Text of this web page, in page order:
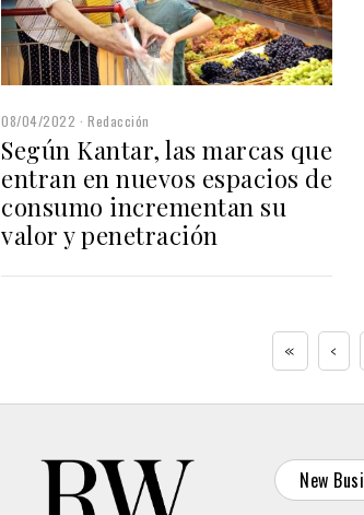
08/04/2022 Redacción
Según Kantar, las marcas que
entran en nuevos espacios de
consumo incrementan su
valor y penetración
« ‹
New